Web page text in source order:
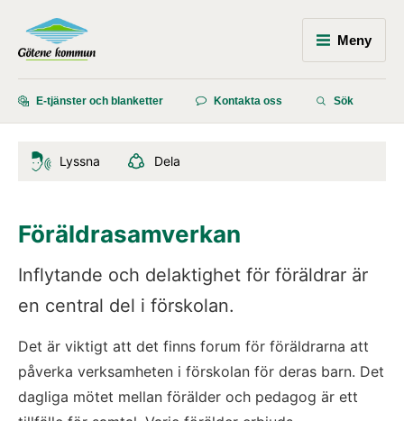
Meny
E-tjänster och blanketter Kontakta oss Sök
Lyssna Dela
Föräldrasamverkan
Inflytande och delaktighet för föräldrar är
en central del i förskolan.
Det är viktigt att det finns forum för föräldrarna att
påverka verksamheten i förskolan för deras barn. Det
dagliga mötet mellan förälder och pedagog är ett